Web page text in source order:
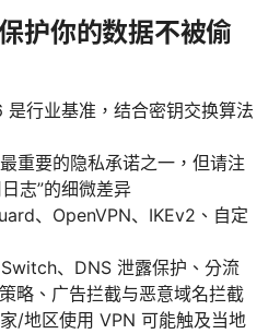
护你的数据不被偷
行业基准，结合密钥交换算法
重要的隐私承诺之一，但请注
志”的细微差异
、OpenVPN、IKEv2、自定
、DNS 泄露保护、分流
略、广告拦截与恶意域名拦截
/地区使用 VPN 可能触及当地